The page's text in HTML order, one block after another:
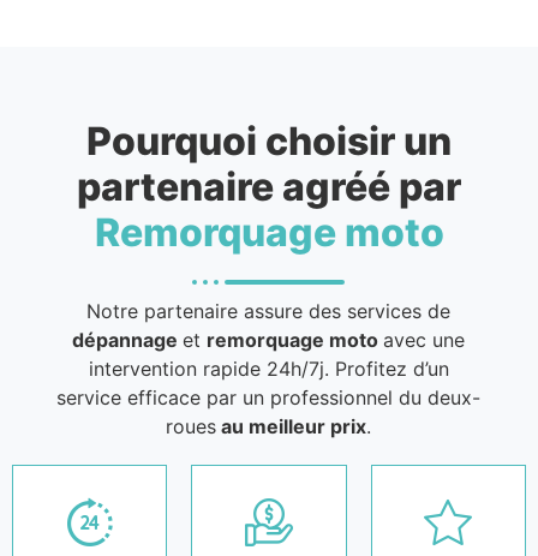
Pourquoi choisir un
partenaire agréé par
Remorquage moto
Notre partenaire assure des services de
dépannageet remorquage motoavec une
intervention rapide 24h/7j. Profitez d’un
service efficace par un professionnel du deux-
roues au meilleur prix.